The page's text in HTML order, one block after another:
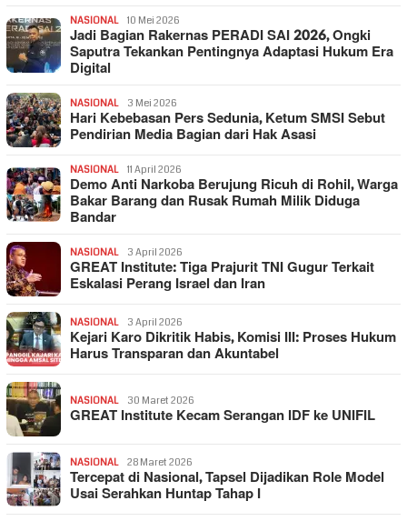
NASIONAL 10 Mei 2026
Jadi Bagian Rakernas PERADI SAI 2026, Ongki
Saputra Tekankan Pentingnya Adaptasi Hukum Era
Digital
NASIONAL 3 Mei 2026
Hari Kebebasan Pers Sedunia, Ketum SMSI Sebut
Pendirian Media Bagian dari Hak Asasi
NASIONAL 11 April 2026
Demo Anti Narkoba Berujung Ricuh di Rohil, Warga
Bakar Barang dan Rusak Rumah Milik Diduga
Bandar
NASIONAL 3 April 2026
GREAT Institute: Tiga Prajurit TNI Gugur Terkait
Eskalasi Perang Israel dan Iran
NASIONAL 3 April 2026
Kejari Karo Dikritik Habis, Komisi III: Proses Hukum
Harus Transparan dan Akuntabel
NASIONAL 30 Maret 2026
GREAT Institute Kecam Serangan IDF ke UNIFIL
NASIONAL 28 Maret 2026
Tercepat di Nasional, Tapsel Dijadikan Role Model
Usai Serahkan Huntap Tahap I